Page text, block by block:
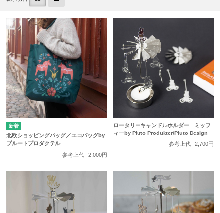
北欧ショッピングバッグ／エコバッグby
プルートプロダクテル
参考上代
2,000円
ロータリーキャンドルホルダー ミッフ
ィーby Pluto Produkter/Pluto Design
参考上代
2,700円